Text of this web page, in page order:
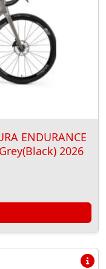
ENDURANCE
2026